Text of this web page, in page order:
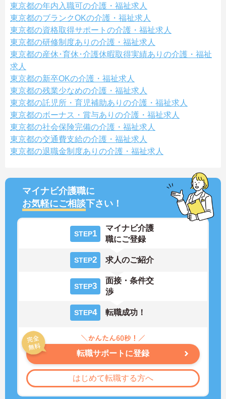
東京都の年内入職可の介護・福祉求人
東京都のブランクOKの介護・福祉求人
東京都の資格取得サポートの介護・福祉求人
東京都の研修制度ありの介護・福祉求人
東京都の産休･育休･介護休暇取得実績ありの介護・福祉
求人
東京都の新卒OKの介護・福祉求人
東京都の残業少なめの介護・福祉求人
東京都の託児所・育児補助ありの介護・福祉求人
東京都のボーナス・賞与ありの介護・福祉求人
東京都の社会保険完備の介護・福祉求人
東京都の交通費支給の介護・福祉求人
東京都の退職金制度ありの介護・福祉求人
マイナビ介護職に
お気軽にご相談下さい！
STEP1
マイナビ介護
職にご登録
STEP2 求人のご紹介
STEP3
面接・条件交
渉
STEP4 転職成功！
転職サポートに登録
はじめて転職する方へ